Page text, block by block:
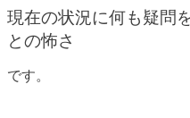
現在の状況に何も疑問
との怖さ
です。